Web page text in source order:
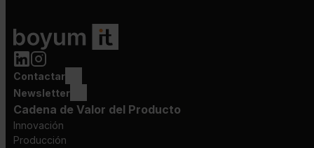
Contactar
Newsletter
Cadena de Valor del Producto
Innovación
Producción